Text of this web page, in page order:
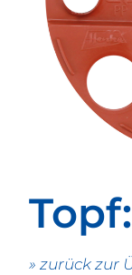
Topf
» zurück zur